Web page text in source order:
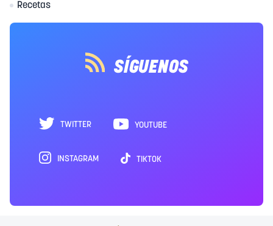
Recetas
SÍGUENOS
TWITTER YOUTUBE
INSTAGRAM TIKTOK